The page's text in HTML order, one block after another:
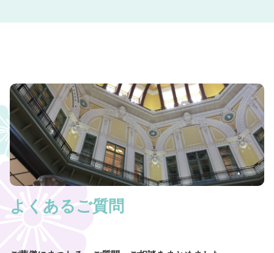
よくあるご質問